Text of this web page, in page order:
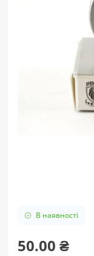
В наявності
50.00 ₴